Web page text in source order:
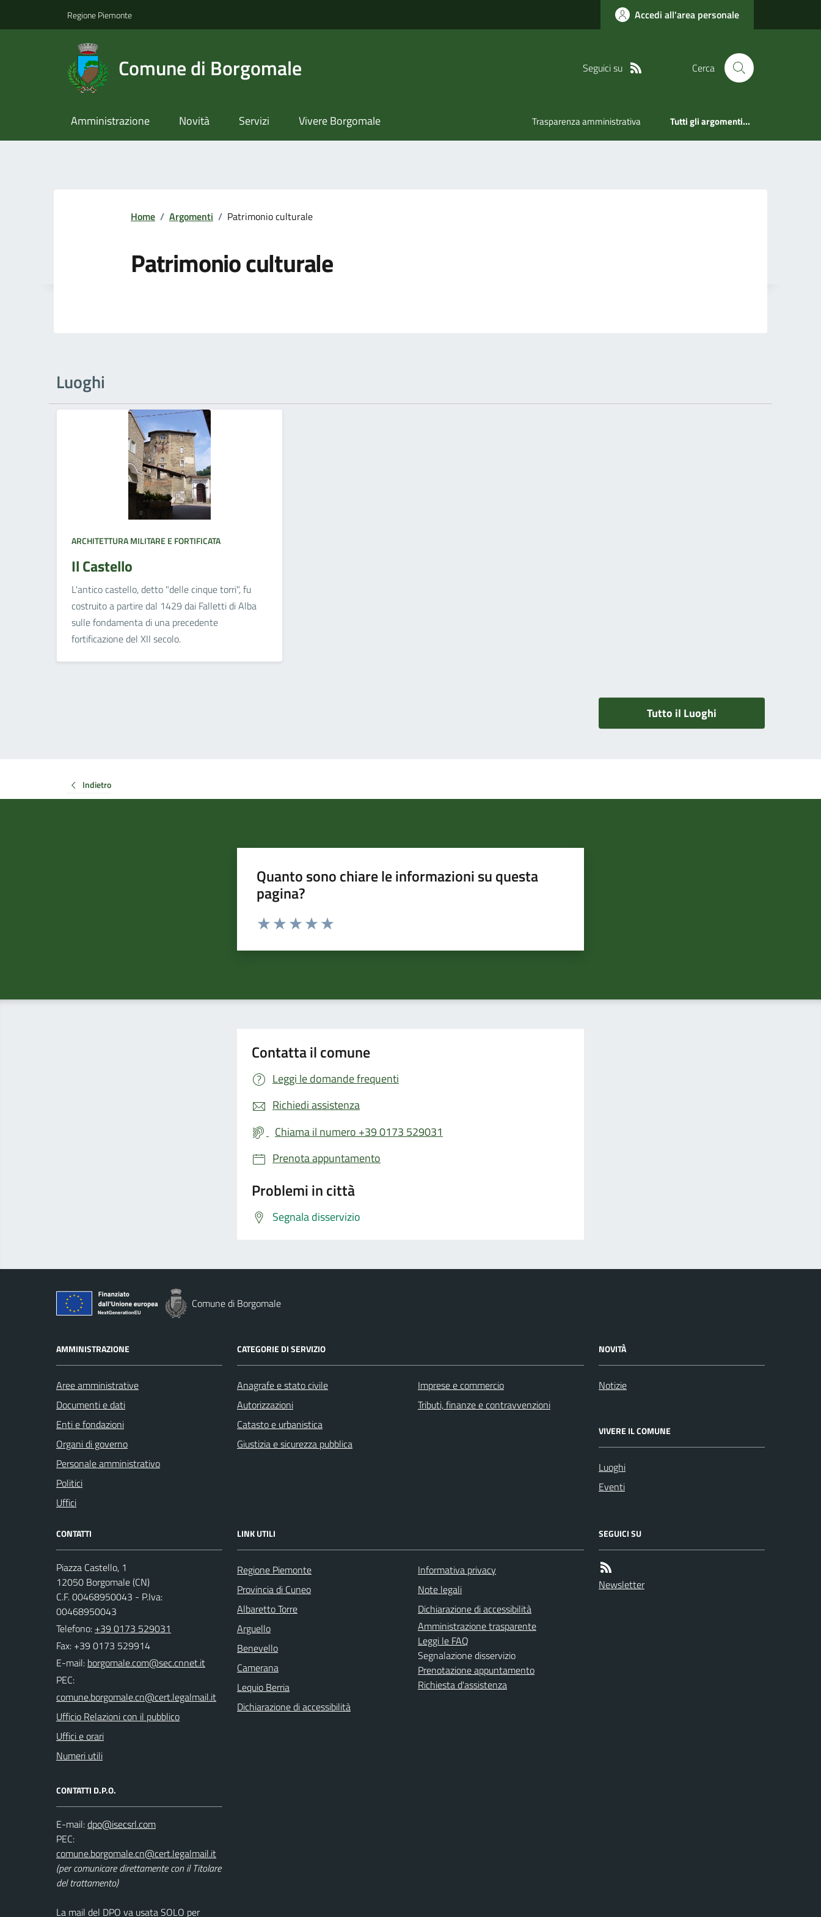
Regione Piemonte Accedi all'area personale
Comune di Borgomale Seguici su Cerca
Amministrazione Novità Servizi Vivere Borgomale Trasparenza amministrativa Tutti gli argomenti...
Home / Argomenti / Patrimonio culturale
Patrimonio culturale
Luoghi
ARCHITETTURA MILITARE E FORTIFICATA
Il Castello
L'antico castello, detto "delle cinque torri", fu
costruito a partire dal 1429 dai Falletti di Alba
sulle fondamenta di una precedente
fortificazione del XII secolo.
Tutto il Luoghi
Indietro
Quanto sono chiare le informazioni su questa
pagina?
Valuta da 1 a 5 stelle la pagina
Contatta il comune
Leggi le domande frequenti
Richiedi assistenza
Chiama il numero +39 0173 529031
Prenota appuntamento
Problemi in città
Segnala disservizio
Comune di Borgomale
AMMINISTRAZIONE
Aree amministrative
Documenti e dati
Enti e fondazioni
Organi di governo
Personale amministrativo
Politici
Uffici
CATEGORIE DI SERVIZIO
Anagrafe e stato civile
Autorizzazioni
Catasto e urbanistica
Giustizia e sicurezza pubblica
Imprese e commercio
Tributi, finanze e contravvenzioni
NOVITÀ
Notizie
VIVERE IL COMUNE
Luoghi
Eventi
CONTATTI
Piazza Castello, 1
12050 Borgomale (CN)
C.F. 00468950043 - P.Iva:
00468950043
Telefono: +39 0173 529031
Fax: +39 0173 529914
E-mail:
PEC:
Ufficio Relazioni con il pubblico
Uffici e orari
Numeri utili
CONTATTI D.P.O.
E-mail:
PEC:
(per comunicare direttamente con il Titolare
del trattamento)
La mail del DPO va usata SOLO per
LINK UTILI
Regione Piemonte
Provincia di Cuneo
Albaretto Torre
Arguello
Benevello
Camerana
Lequio Berria
Dichiarazione di accessibilità
Informativa privacy
Note legali
Dichiarazione di accessibilità
Amministrazione trasparente
Leggi le FAQ
Segnalazione disservizio
Prenotazione appuntamento
Richiesta d'assistenza
SEGUICI SU
Newsletter